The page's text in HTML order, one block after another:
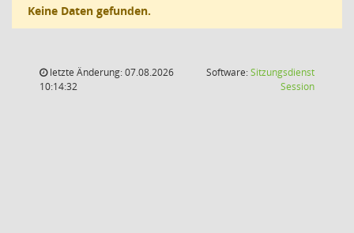
Keine Daten gefunden.
letzte Änderung: 07.08.2026
10:14:32
Software:Sitzungsdienst
Session(Wird in